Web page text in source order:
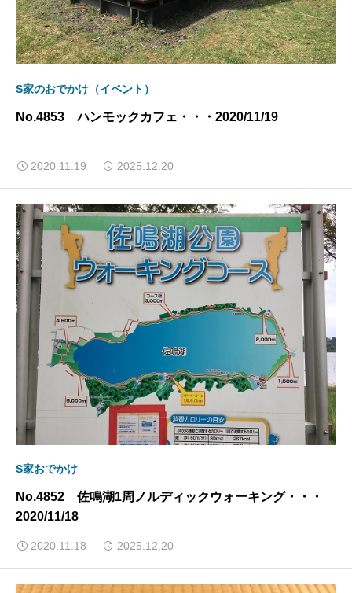
S家のおでかけ（イベント）
No.4853 ハンモックカフェ・・・2020/11/19
2020.11.19 2025.12.20
S家おでかけ
No.4852 佐鳴湖1周ノルディックウォーキング・・・
2020/11/18
2020.11.18 2025.12.20